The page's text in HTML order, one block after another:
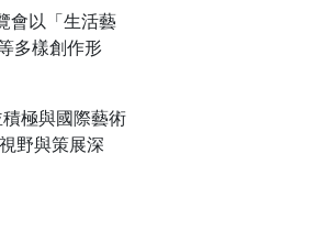
會以「生活藝
多樣創作形
極與國際藝術
野與策展深